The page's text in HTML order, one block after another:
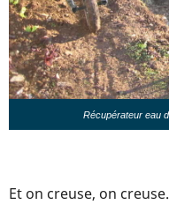
Récupérateur eau
Et on creuse, on